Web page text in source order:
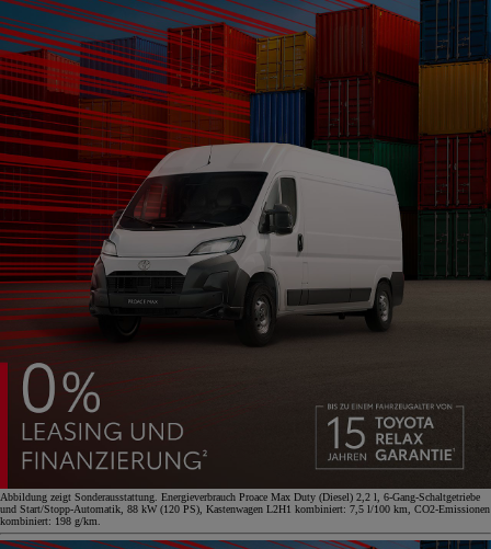
Abbildung zeigt Sonderausstattung. Energieverbrauch Proace Max Duty (Diesel) 2,2 l, 6-Gang-Schaltgetriebe
und Start/Stopp-Automatik, 88 kW (120 PS), Kastenwagen L2H1 kombiniert: 7,5 l/100 km, CO2-Emissionen
kombiniert: 198 g/km.